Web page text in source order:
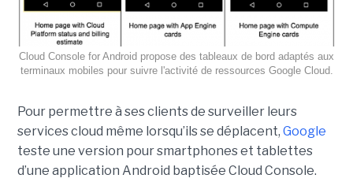
Cloud Console for Android propose des tableaux de bord adaptés aux
terminaux mobiles pour suivre l'activité de ressources Google Cloud.
Pour permettre à ses clients de surveiller leurs
services cloud même lorsqu’ils se déplacent, Google
teste une version pour smartphones et tablettes
d’une application Android baptisée Cloud Console.